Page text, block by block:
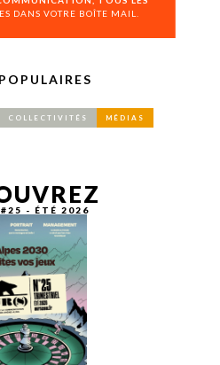
DANS VOTRE BOÎTE MAIL.
COLLECTIVITÉS MÉDIAS
- ÉTÉ 2026